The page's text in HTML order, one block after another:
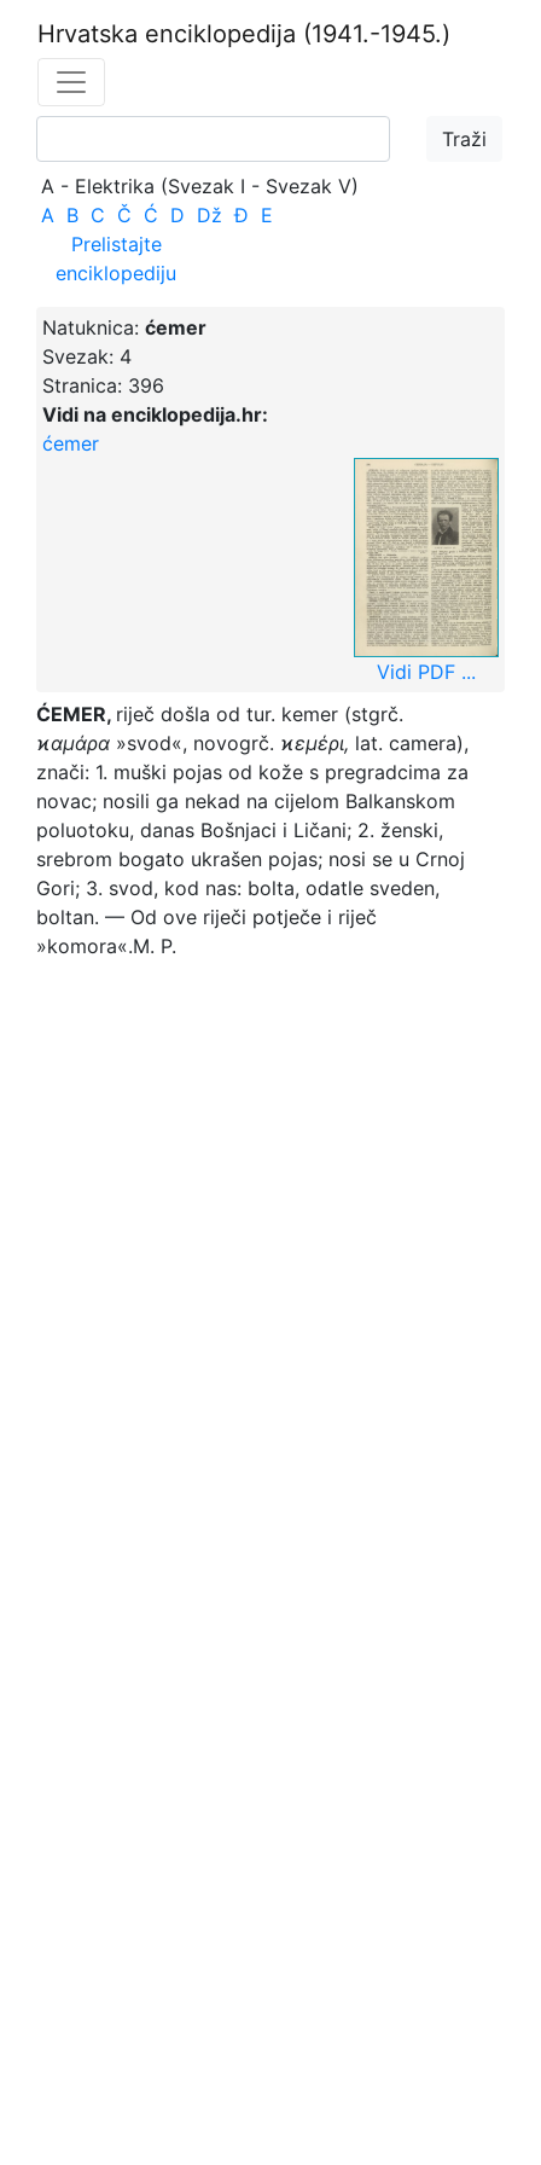
Hrvatska enciklopedija (1941.-1945.)
A - Elektrika (Svezak I - Svezak V)
A B C Č Ć D Dž Đ E
Prelistajte
enciklopediju
Natuknica: ćemer
Svezak: 4
Stranica: 396
Vidi na enciklopedija.hr:
ćemer
Vidi PDF ...
ĆEMER, riječ došla od tur. kemer (stgrč.
ϰαμάρα »svod«, novogrč. ϰεμέρι, lat. camera),
znači: 1. muški pojas od kože s pregradcima za
novac; nosili ga nekad na cijelom Balkanskom
poluotoku, danas Bošnjaci i Ličani; 2. ženski,
srebrom bogato ukrašen pojas; nosi se u Crnoj
Gori; 3. svod, kod nas: bolta, odatle sveden,
boltan. — Od ove riječi potječe i riječ
»komora«.M. P.